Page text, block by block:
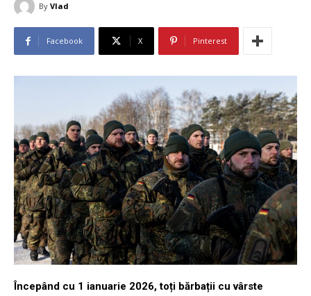
By Vlad
Facebook X Pinterest
Începând cu 1 ianuarie 2026, toți bărbații cu vârste